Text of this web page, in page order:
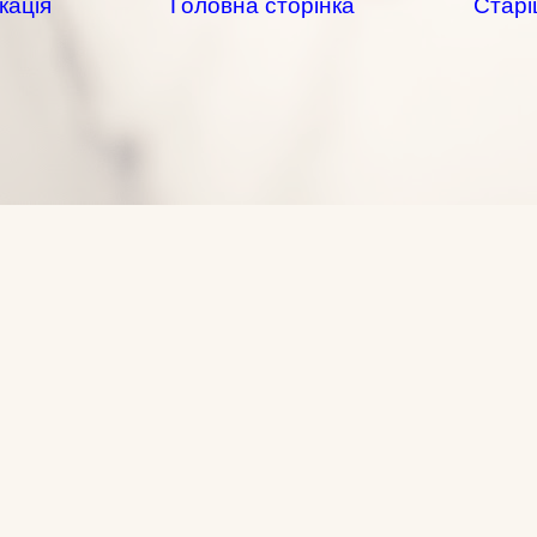
Головна сторінка